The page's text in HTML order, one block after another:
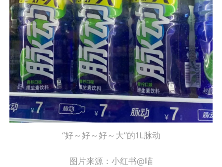
“好～好～好～大”的1L脉动
图片来源：小红书@喵